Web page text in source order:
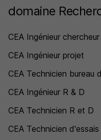
domaine
CEA Ingénieur chercheur
CEA Ingénieur projet
CEA Technicien bureau
CEA Ingénieur R & D
CEA Technicien R et D
CEA Technicien d'essais